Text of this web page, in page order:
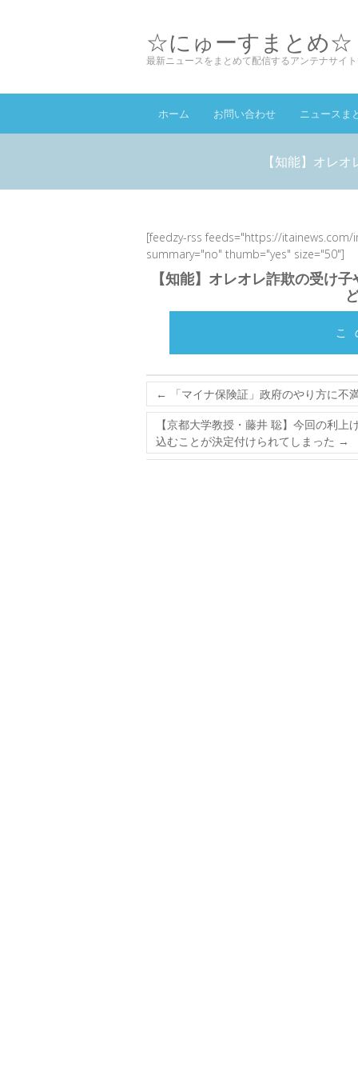
☆にゅーすまとめ☆
最新ニュースをまとめて配信するアンテナサイ
ホーム お問い合わせ ニュースま
【知能】オレ
[feedzy-rss feeds="https://
summary="no" thumb="yes" size="50"]
【知能】オレオレ詐欺の受け
こ
←
「マイナ保険証」政府のやり方に不
【京都大学教授・藤井 聡】今回の利
込むことが決定付けられてしまった →